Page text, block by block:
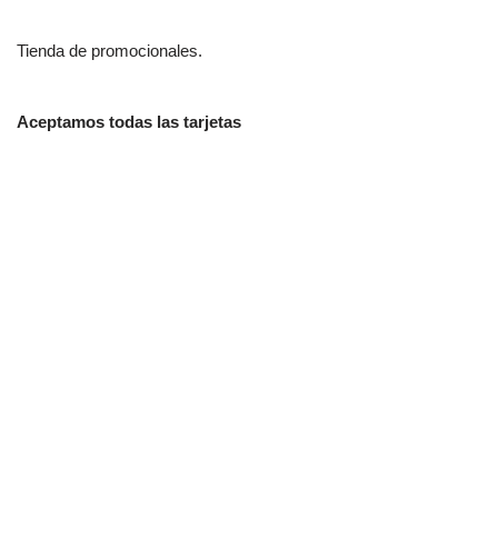
Tienda de promocionales.
Aceptamos todas las tarjetas